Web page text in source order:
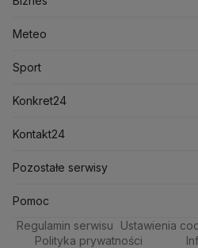
Lotnisko Chopina
Mariusz Błaszczak
Mark Zuckerberg
Ministerstwo Aktywów Państwowych
Ministerstwo Infrastruktury
Ministerstwo Rolnictwa
Ministerstwo Rozwoju i Technologii
Meteo
Sport
Zdrowie
Technologia
Quizy
Artykuły
Newslettery
Fakty o Świecie
Ludzie Faktów
Łódź
Katowice
Kraków
Poznań
Trójmiasto
Kielce
Najnowsze
Notowania
Pieniądze
Nieruchomości
Rynki
Dla firm
Handel
Meteo
Pogoda godzinowa
Pogoda długoterminowa
Pogoda na jutro
Pogoda na weekend
Najnowsze
Polska
Sport
Piłka Nożna
Tenis
Kolarstwo
Skoki Narciarskie
Sporty zimowe
Konkret24
Najnowsze
Polska
Świat
Polityka
Kontakt24
Najnowsze
Gorące Tematy
Wyślij zgłoszenie
Pozostałe serwisy
TVN
Dzień Dobry TVN
Pomoc
Centrum pomocy
Regulamin serwisu Ustawienia
Polityka prywatności